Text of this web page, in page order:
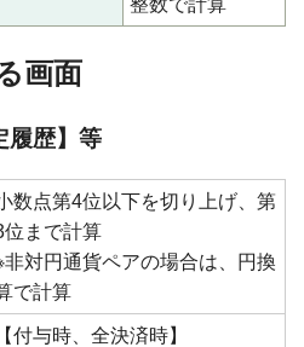
整数で計算
画面
履歴】等
数点第4位以下を切り上げ、第
位まで計算
非対円通貨ペアの場合は、円換
で計算
【付与時、全決済時】